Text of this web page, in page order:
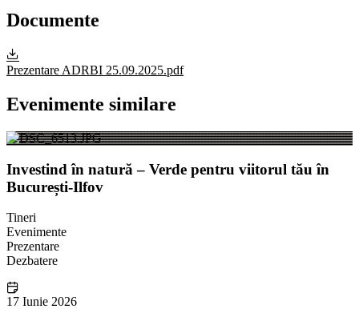
Documente
Prezentare ADRBI 25.09.2025.pdf
Evenimente similare
Investind în natură – Verde pentru viitorul tău în
București-Ilfov
Tineri
Evenimente
Prezentare
Dezbatere
17 Iunie 2026